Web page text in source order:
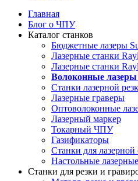
Главная
Блог о ЧПУ
Каталог станков
Бюджетные лазеры
Лазерные станки
Лазерные станки
Волоконные лазеры
Станки лазерной
Лазерные граверы
Оптоволоконные
Лазерный маркер
Токарный ЧПУ
Газификаторы
Cтанки для лазерной
Настольные
Станки для резки и